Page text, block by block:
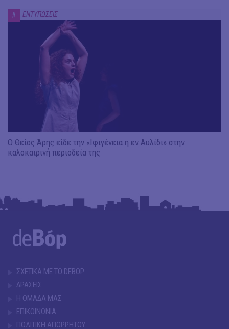
# ΕΝΤΥΠΩΣΕΙΣ
Ο Θείος Άρης είδε την «Ιφιγένεια η εν Αυλίδι» στην
καλοκαιρινή περιοδεία της
ΣΧΕΤΙΚΑ ΜΕ ΤΟ DEBOP
ΔΡΑΣΕΙΣ
Η ΟΜΑΔΑ ΜΑΣ
ΕΠΙΚΟΙΝΩΝΙΑ
ΠΟΛΙΤΙΚΗ ΑΠΟΡΡΗΤΟΥ